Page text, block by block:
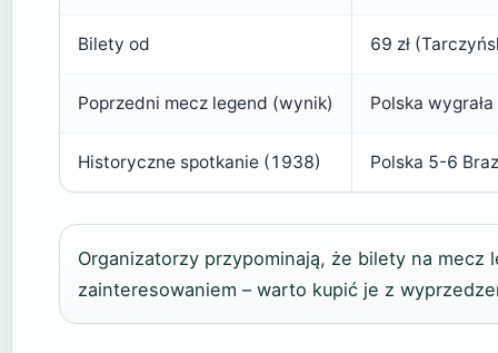
Bilety od 69 zł
Poprzedni mecz legend (wynik) Polska
Historyczne spotkanie (1938) Polska 5-6
Organizatorzy przypominają, że bilety na mecz
zainteresowaniem – warto kupić je z